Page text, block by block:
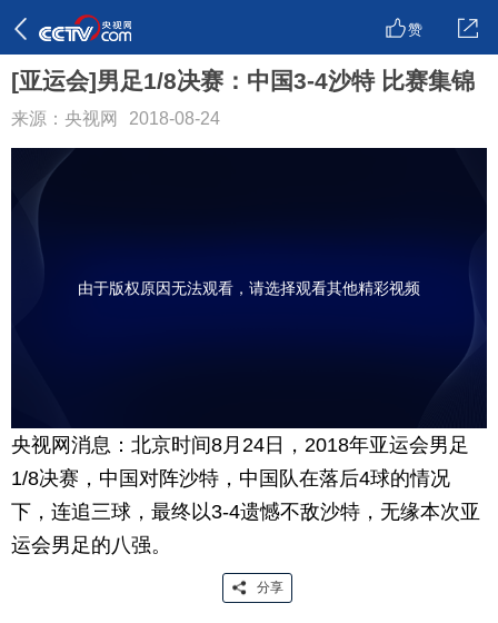
赞
[亚运会]男足1/8决赛：中国3-4沙特 比赛集锦
来源：央视网 2018-08-24
由于版权原因无法观看，请选择观看其他精彩视频
央视网消息：北京时间8月24日，2018年亚运会男足
1/8决赛，中国对阵沙特，中国队在落后4球的情况
下，连追三球，最终以3-4遗憾不敌沙特，无缘本次亚
运会男足的八强。
分享